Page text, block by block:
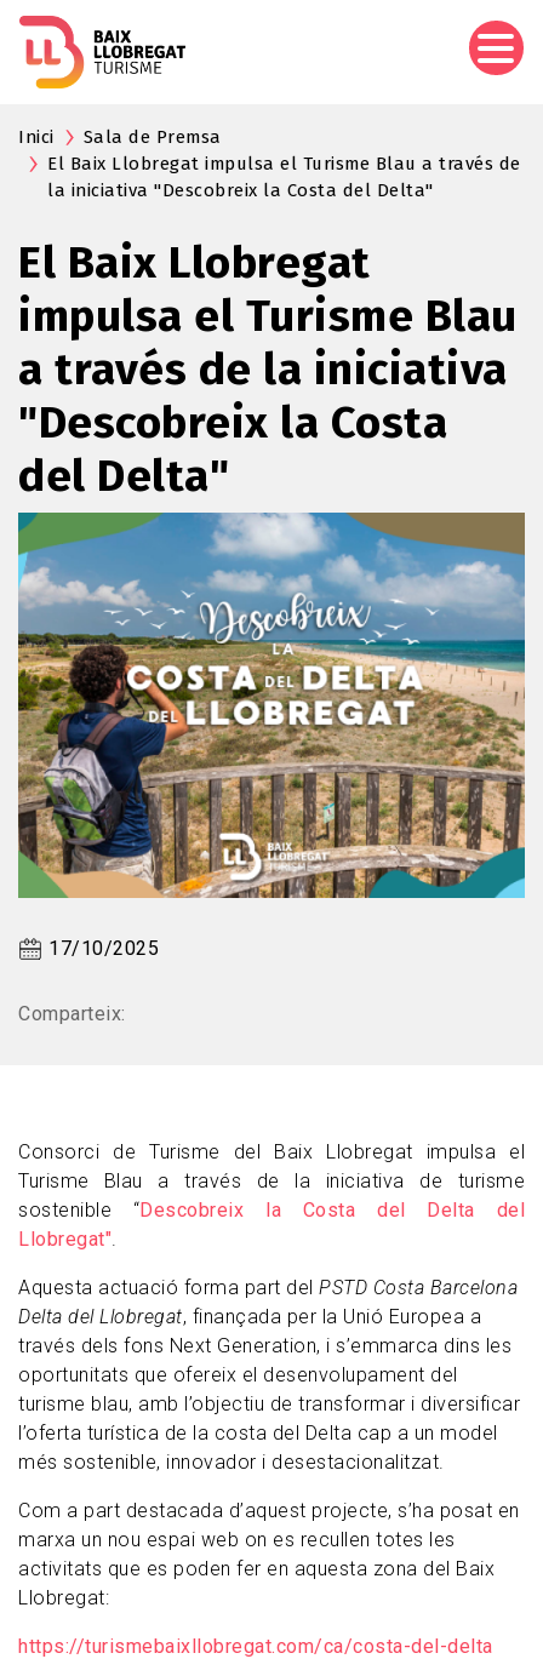
Inici
Sala de Premsa
El Baix Llobregat impulsa el Turisme Blau a través de
la iniciativa "Descobreix la Costa del Delta"
El Baix Llobregat
impulsa el Turisme Blau
a través de la iniciativa
"Descobreix la Costa
del Delta"
17/10/2025
Comparteix:
Consorci de Turisme del Baix Llobregat impulsa el
Turisme Blau a través de la iniciativa de turisme
sostenible “Descobreix la Costa del Delta del
Llobregat".
Aquesta actuació forma part del PSTD Costa Barcelona
Delta del Llobregat, finançada per la Unió Europea a
través dels fons Next Generation, i s’emmarca dins les
oportunitats que ofereix el desenvolupament del
turisme blau, amb l’objectiu de transformar i diversificar
l’oferta turística de la costa del Delta cap a un model
més sostenible, innovador i desestacionalitzat.
Com a part destacada d’aquest projecte, s’ha posat en
marxa un nou espai web on es recullen totes les
activitats que es poden fer en aquesta zona del Baix
Llobregat:
https://turismebaixllobregat.com/ca/costa-del-delta